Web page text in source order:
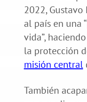
2022,
al país en una
vida”,
la protección
misión central
También